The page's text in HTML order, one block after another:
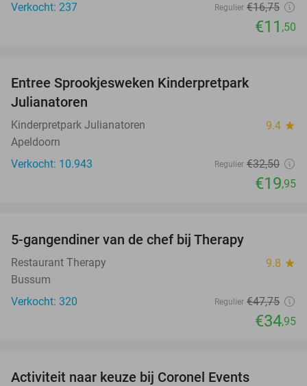
Verkocht: 237
Regulier €16,75
€11 ,50
Entree Sprookjesweken Kinderpretpark
Julianatoren
Kinderpretpark Julianatoren 9.4 star
Apeldoorn
Verkocht: 10.943
Regulier €32,50
€19,95
5-gangendiner van de chef bij Therapy
Restaurant Therapy 9.8 star
Bussum
Verkocht: 320
Regulier €47,75
€34,95
Activiteit naar keuze bij Coronel Events